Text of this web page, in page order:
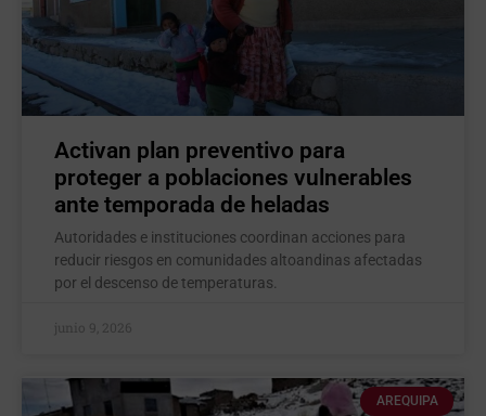
Activan plan preventivo para
proteger a poblaciones vulnerables
ante temporada de heladas
Autoridades e instituciones coordinan acciones para
reducir riesgos en comunidades altoandinas afectadas
por el descenso de temperaturas.
junio 9, 2026
AREQUIPA